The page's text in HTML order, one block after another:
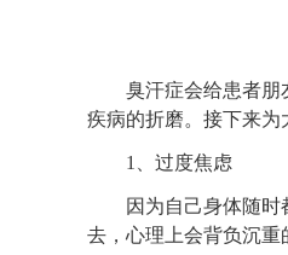
臭汗症会给患者朋友
疾病的折磨。接下来为
1、过度焦虑
因为自己身体随时都
去，心理上会背负沉重